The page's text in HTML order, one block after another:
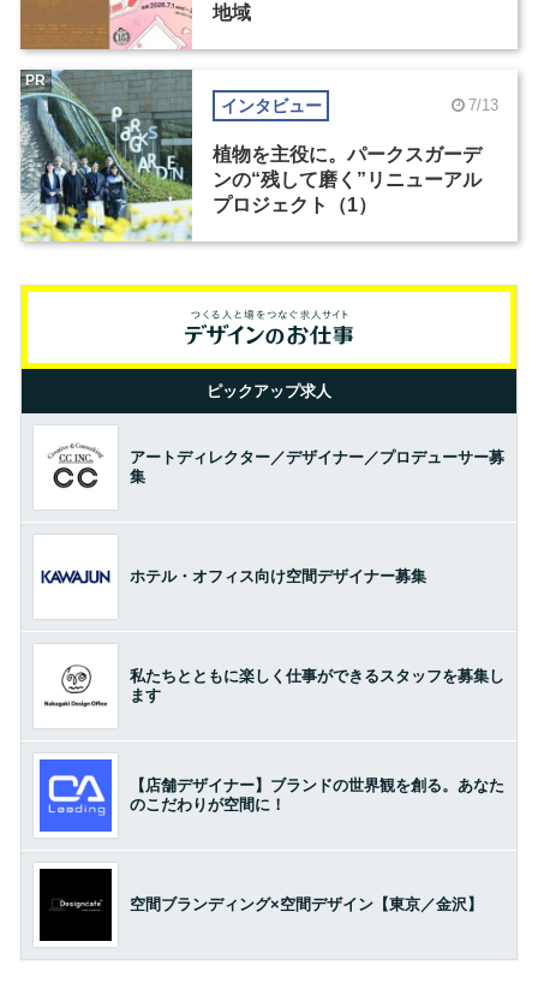
地域
インタビュー 7/13
植物を主役に。パークスガーデ
ンの“残して磨く”リニューアル
プロジェクト（1）
PR
ピックアップ求人
アートディレクター／デザイナー／プロデューサー募
集
ホテル・オフィス向け空間デザイナー募集
私たちとともに楽しく仕事ができるスタッフを募集し
ます
【店舗デザイナー】ブランドの世界観を創る。あなた
のこだわりが空間に！
空間ブランディング×空間デザイン【東京／金沢】